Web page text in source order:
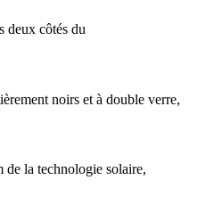
deux côtés du
noirs et à double verre,
de la technologie solaire,